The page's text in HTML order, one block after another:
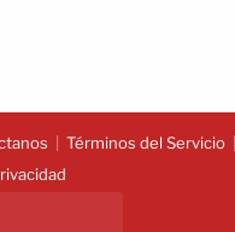
Términos del Servicio